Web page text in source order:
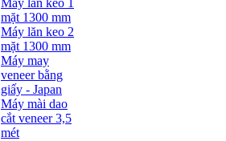
Máy lăn keo 1
mặt 1300 mm
Máy lăn keo 2
mặt 1300 mm
Máy may
veneer bằng
giấy - Japan
Máy mài dao
cắt veneer 3,5
mét